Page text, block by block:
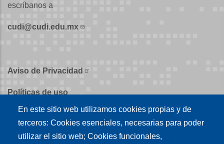
En este sitio web utilizamos cookies propias y de
terceros: Cookies esenciales, necesarias para poder
utilizar el sitio web; Cookies funcionales,
escríbanos a
cudi@cudi.edu.mx
Aviso de Privacidad
Políticas de uso
Políticas de publicación
Créditos